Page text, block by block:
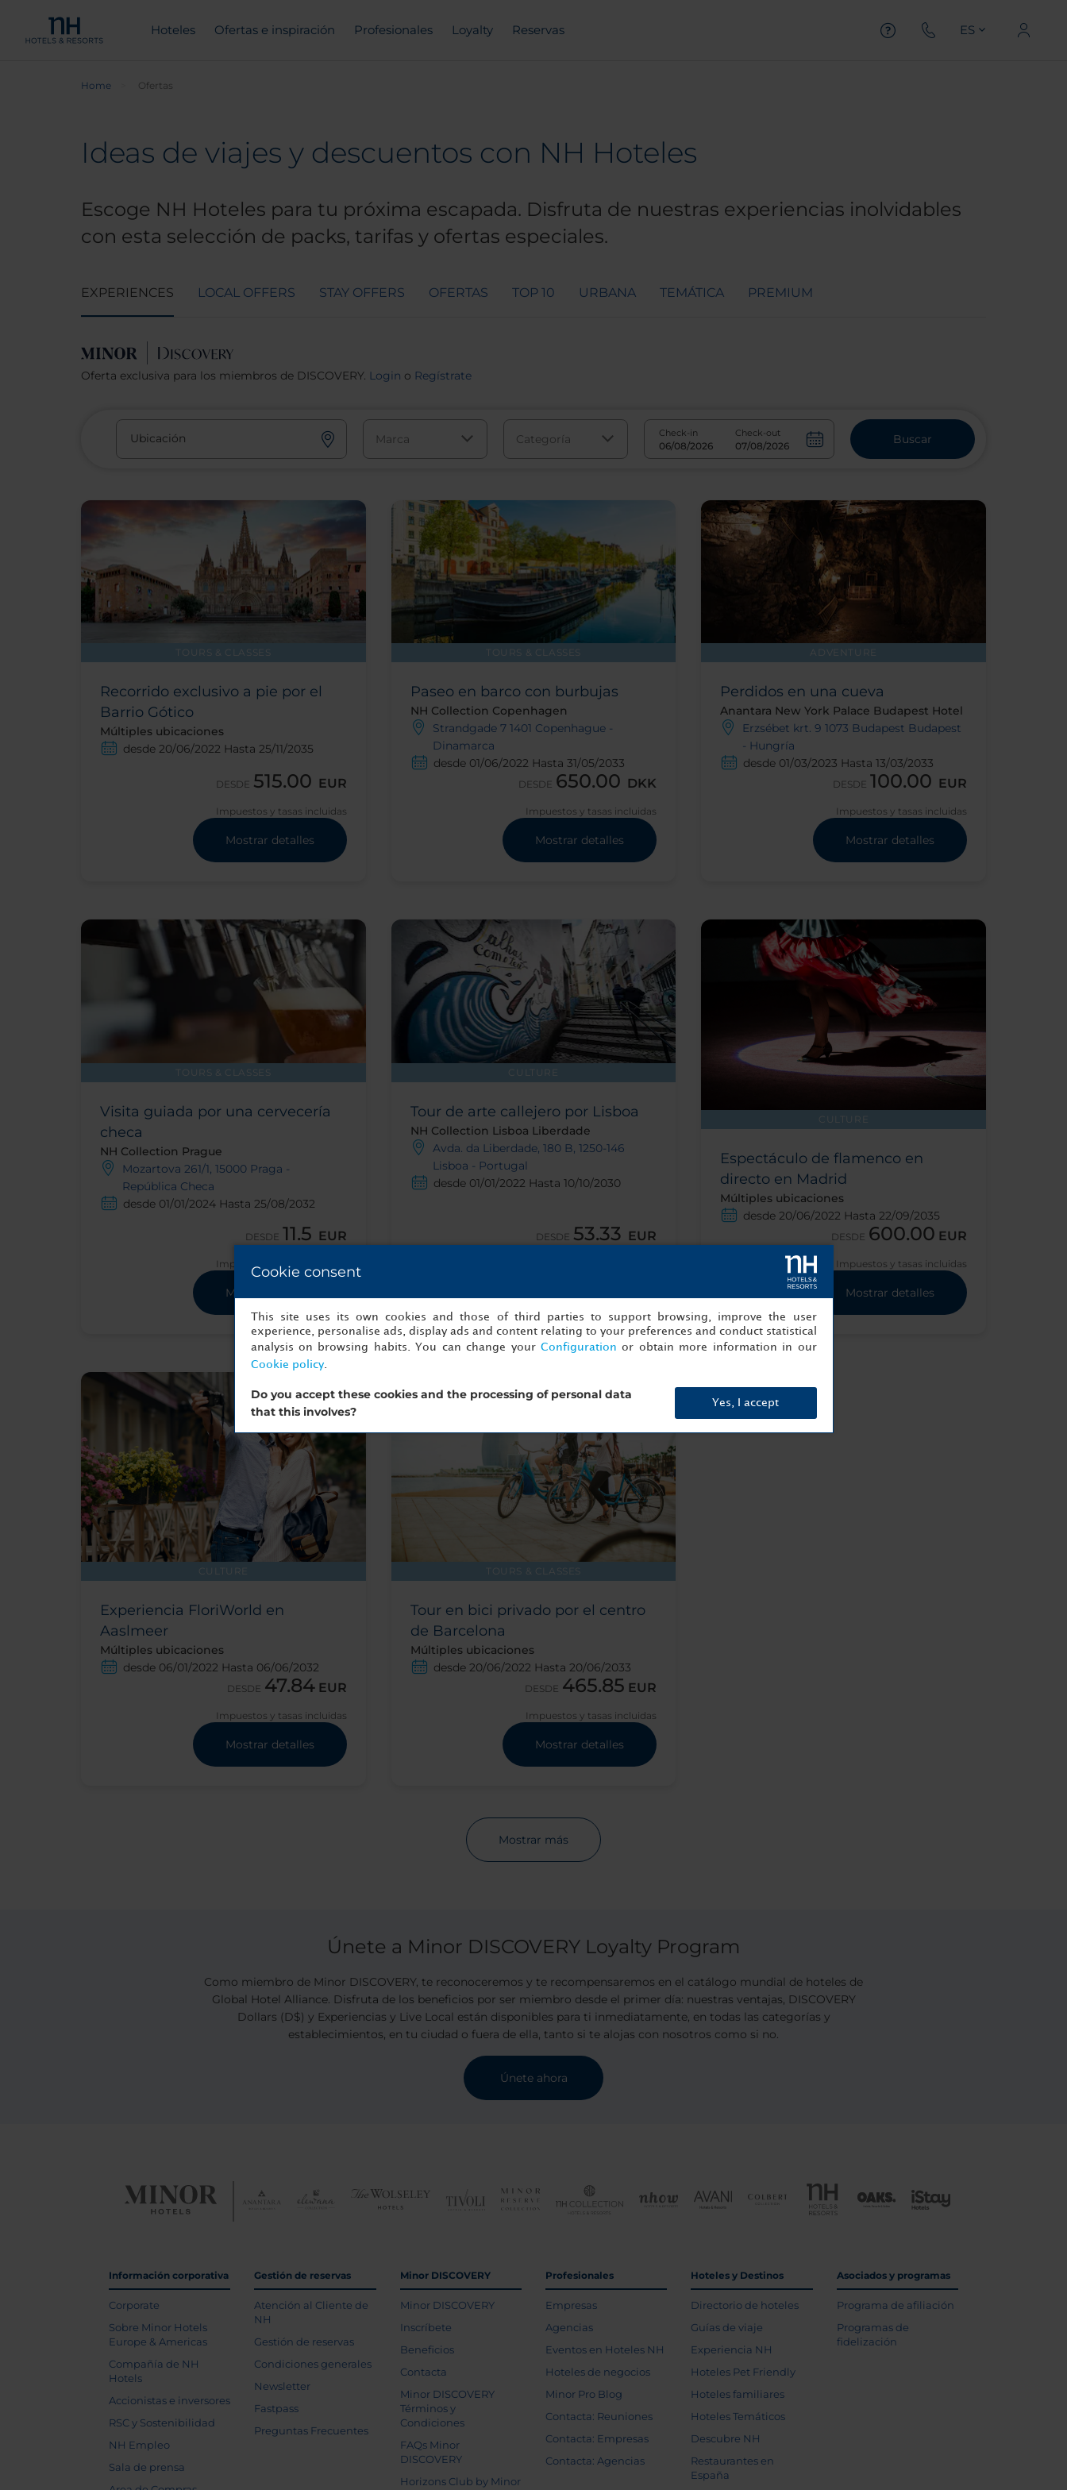
Hoteles Ofertas e inspiración Profesionales Loyalty Reservas ES
Home Ofertas
Ideas de viajes y descuentos con NH Hoteles
Escoge NH Hoteles para tu próxima escapada. Disfruta de nuestras experiencias inolvidables
con esta selección de packs, tarifas y ofertas especiales.
EXPERIENCES LOCAL OFFERS STAY OFFERS OFERTAS TOP 10 URBANA TEMÁTICA PREMIUM
Oferta exclusiva para los miembros de DISCOVERY. Login o Regístrate
Ubicación Marca Categoría Check-in Check-out Buscar
TOURS & CLASSES
Recorrido exclusivo a pie por el
Barrio Gótico
Múltiples ubicaciones
desde 20/06/2022 Hasta 25/11/2035
DESDE 515.00 EUR
Impuestos y tasas incluidas
Mostrar detalles
TOURS & CLASSES
Paseo en barco con burbujas
NH Collection Copenhagen
Strandgade 7 1401 Copenhague -
Dinamarca
desde 01/06/2022 Hasta 31/05/2033
DESDE 650.00 DKK
Impuestos y tasas incluidas
Mostrar detalles
ADVENTURE
Perdidos en una cueva
Anantara New York Palace Budapest Hotel
Erzsébet krt. 9 1073 Budapest Budapest
- Hungría
desde 01/03/2023 Hasta 13/03/2033
DESDE 100.00 EUR
Impuestos y tasas incluidas
Mostrar detalles
TOURS & CLASSES
Visita guiada por una cervecería
checa
NH Collection Prague
Mozartova 261/1, 15000 Praga -
República Checa
desde 01/01/2024 Hasta 25/08/2032
DESDE 11.5 EUR
Impuestos y tasas incluidas
Mostrar detalles
CULTURE
Tour de arte callejero por Lisboa
NH Collection Lisboa Liberdade
Avda. da Liberdade, 180 B, 1250-146
Lisboa - Portugal
desde 01/01/2022 Hasta 10/10/2030
DESDE 53.33 EUR
CULTURE
Espectáculo de flamenco en
directo en Madrid
Múltiples ubicaciones
desde 20/06/2022 Hasta 22/09/2035
DESDE 600.00 EUR
Impuestos y tasas incluidas
Mostrar detalles
CULTURE
Experiencia FloriWorld en
Aaslmeer
Múltiples ubicaciones
desde 06/01/2022 Hasta 06/06/2032
DESDE 47.84 EUR
Impuestos y tasas incluidas
Mostrar detalles
TOURS & CLASSES
Tour en bici privado por el centro
de Barcelona
Múltiples ubicaciones
desde 20/06/2022 Hasta 20/06/2033
DESDE 465.85 EUR
Impuestos y tasas incluidas
Mostrar detalles
Mostrar más
Únete a Minor DISCOVERY Loyalty Program
Como miembro de Minor DISCOVERY, te reconoceremos y te recompensaremos en el catálogo mundial de hoteles de
Global Hotel Alliance. Disfruta de los beneficios por ser miembro desde el primer día: nuestras ventajas, DISCOVERY
Dollars (D$) y Experiencias y Live Local están disponibles para ti inmediatamente, en todas las categorías y
establecimientos, en tu ciudad o fuera de ella, tanto si te alojas con nosotros como si no.
Únete ahora
Información corporativa
Corporate
Sobre Minor Hotels
Europe & Americas
Compañía de NH
Hotels
Accionistas e inversores
RSC y Sostenibilidad
NH Empleo
Sala de prensa
Gestión de reservas
Atención al Cliente de
NH
Gestión de reservas
Condiciones generales
Newsletter
Fastpass
Preguntas Frecuentes
Minor DISCOVERY
Minor DISCOVERY
Inscríbete
Beneficios
Contacta
Minor DISCOVERY
Términos y
Condiciones
FAQs Minor
DISCOVERY
Horizons Club by Minor
Profesionales
Empresas
Agencias
Eventos en Hoteles NH
Hoteles de negocios
Minor Pro Blog
Contacta: Reuniones
Contacta: Empresas
Contacta: Agencias
Hoteles y Destinos
Directorio de hoteles
Guías de viaje
Experiencia NH
Hoteles Pet Friendly
Hoteles familiares
Hoteles Temáticos
Descubre NH
Restaurantes en
España
Asociados y programas
Programa de afiliación
Programas de
fidelización
Cookie consent
This site uses its own cookies and those of third parties to support browsing, improve the user
experience, personalise ads, display ads and content relating to your preferences and conduct statistical
analysis on browsing habits. You can change your Configuration or obtain more information in our
Cookie policy.
Do you accept these cookies and the processing of personal data
that this involves?
Yes, I accept